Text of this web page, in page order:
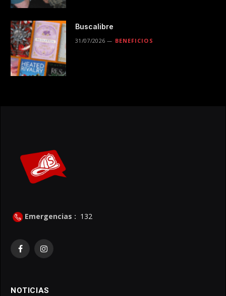
Buscalibre
31/07/2026 BENEFICIOS
Emergencias : 132
FacebookInstagram
NOTICIAS